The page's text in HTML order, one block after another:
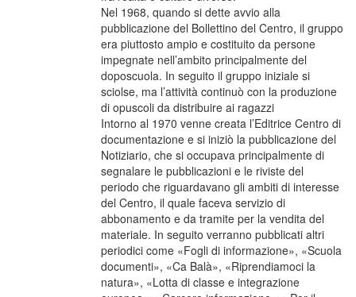
Nel 1968, quando si dette avvio alla
pubblicazione del Bollettino del Centro, il gruppo
era piuttosto ampio e costituito da persone
impegnate nell’ambito principalmente del
doposcuola. In seguito il gruppo iniziale si
sciolse, ma l’attività continuò con la produzione
di opuscoli da distribuire ai ragazzi
Intorno al 1970 venne creata l’Editrice Centro di
documentazione e si iniziò la pubblicazione del
Notiziario, che si occupava principalmente di
segnalare le pubblicazioni e le riviste del
periodo che riguardavano gli ambiti di interesse
del Centro, il quale faceva servizio di
abbonamento e da tramite per la vendita del
materiale. In seguito verranno pubblicati altri
periodici come «Fogli di informazione», «Scuola
documenti», «Ca Balà», «Riprendiamoci la
natura», «Lotta di classe e integrazione